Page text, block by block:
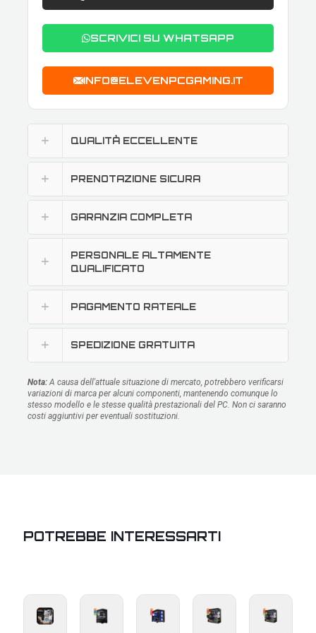
SCRIVICI SU WHATSAPP
INFO@ELEVENPCGAMING.IT
QUALITÀ ECCELLENTE
PRENOTAZIONE SICURA
GARANZIA COMPLETA
PERSONALE ALTAMENTE
QUALIFICATO
PAGAMENTO RATEALE
SPEDIZIONE GRATUITA
Nota: A causa dell'attuale situazione di mercato, potrebbero verificarsi
variazioni di marca per alcuni componenti, mantenendo comunque lo
stesso modello e le stesse qualità prestazionali del PC. Non ci saranno
costi aggiuntivi per eventuali sostituzioni.
POTREBBE INTERESSARTI